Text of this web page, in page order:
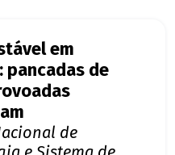
em
pancadas de
de